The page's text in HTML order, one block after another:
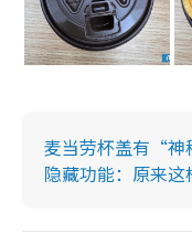
麦当劳杯盖有“神
隐藏功能：原来这